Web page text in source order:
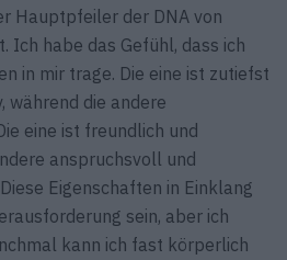
Hauptpfeiler der DNA von
Ich habe das Gefühl, dass ich
in mir trage. Die eine ist zutiefst
während die andere
eine ist freundlich und
anspruchsvoll und
Eigenschaften in Einklang
sein, aber ich
kann ich fast körperlich